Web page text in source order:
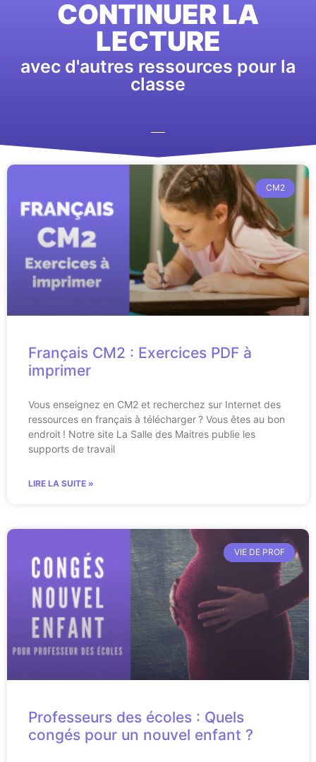
CONTINUER LA
LECTURE
avec d'autres ressources pour la
classe
CM2
Français CM2 : Exercices PDF à
imprimer
Vous enseignez en CM2 et recherchez sur Internet des
ressources en français à télécharger ? Vous êtes au bon
endroit ! Notre site La Salle des Maitres publie les
supports de travail
LIRE LA SUITE »
VIE DE PROF
Professeurs des écoles : Quels
congés pour un nouvel enfant ?